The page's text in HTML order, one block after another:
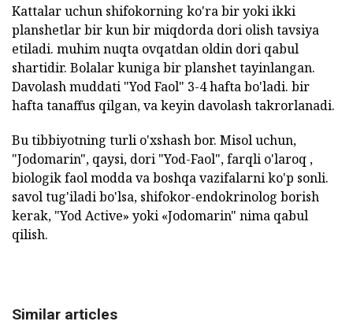
Kattalar uchun shifokorning ko'ra bir yoki ikki
planshetlar bir kun bir miqdorda dori olish tavsiya
etiladi. muhim nuqta ovqatdan oldin dori qabul
shartidir. Bolalar kuniga bir planshet tayinlangan.
Davolash muddati "Yod Faol" 3-4 hafta bo'ladi. bir
hafta tanaffus qilgan, va keyin davolash takrorlanadi.
Bu tibbiyotning turli o'xshash bor. Misol uchun,
"Jodomarin", qaysi, dori "Yod-Faol", farqli o'laroq ,
biologik faol modda va boshqa vazifalarni ko'p sonli.
savol tug'iladi bo'lsa, shifokor-endokrinolog borish
kerak, "Yod Active» yoki «Jodomarin" nima qabul
qilish.
Similar articles